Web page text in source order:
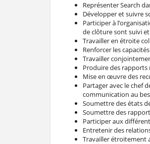
Représenter Search
Développer et suivre
Participer à
de clôture sont suivi
Travailler en étroite
Renforcer les
Travailler
Produire des
Mise en œuvre des
Partager avec le chef
communication au
Soumettre des états
Soumettre des
Participer aux
Entretenir des
Travailler étroitement